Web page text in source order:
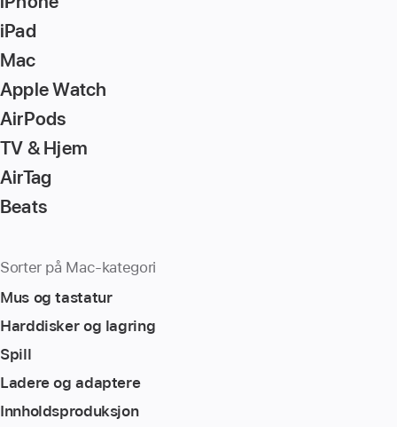
iPad
Mac
Apple Watch
AirPods
TV & Hjem
AirTag
Beats
Sorter på Mac-kategori
Mus og tastatur
Harddisker og lagring
Spill
Ladere og adaptere
Innholdsproduksjon